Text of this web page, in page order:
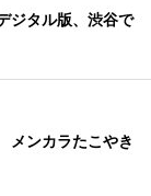
ジタル版、渋谷で
ンカラたこやき